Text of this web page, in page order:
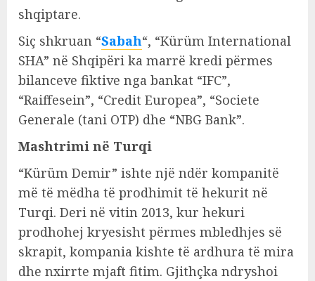
shqiptare.
Siç shkruan “Sabah“, “Kürüm International
SHA” në Shqipëri ka marrë kredi përmes
bilanceve fiktive nga bankat “IFC”,
“Raiffesein”, “Credit Europea”, “Societe
Generale (tani OTP) dhe “NBG Bank”.
Mashtrimi në Turqi
“Kürüm Demir” ishte një ndër kompanitë
më të mëdha të prodhimit të hekurit në
Turqi. Deri në vitin 2013, kur hekuri
prodhohej kryesisht përmes mbledhjes së
skrapit, kompania kishte të ardhura të mira
dhe nxirrte mjaft fitim. Gjithçka ndryshoi